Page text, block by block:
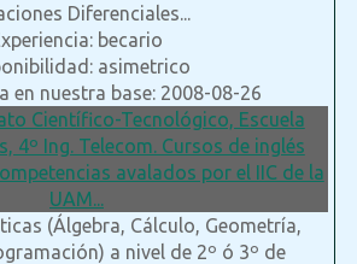
Diferenciales...
becario
asimetrico
en nuestra base: 2008-08-26
Científico-Tecnológico, Escuela
4º Ing. Telecom. Cursos de inglés
avalados por el IIC de la
UAM...
(Álgebra, Cálculo, Geometría,
a nivel de 2º ó 3º de